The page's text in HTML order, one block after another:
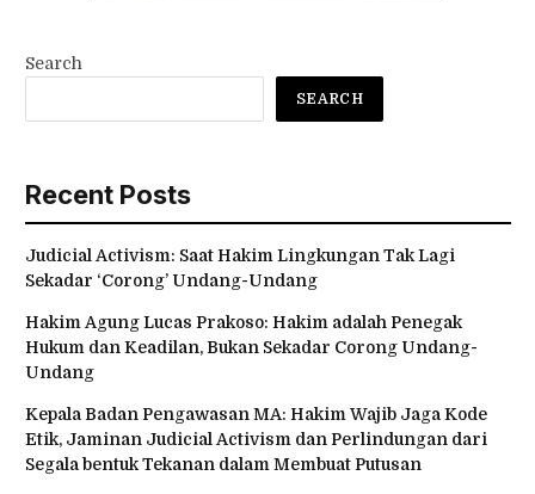
Search
SEARCH
Recent Posts
Judicial Activism: Saat Hakim Lingkungan Tak Lagi
Sekadar ‘Corong’ Undang-Undang
Hakim Agung Lucas Prakoso: Hakim adalah Penegak
Hukum dan Keadilan, Bukan Sekadar Corong Undang-
Undang
Kepala Badan Pengawasan MA: Hakim Wajib Jaga Kode
Etik, Jaminan Judicial Activism dan Perlindungan dari
Segala bentuk Tekanan dalam Membuat Putusan